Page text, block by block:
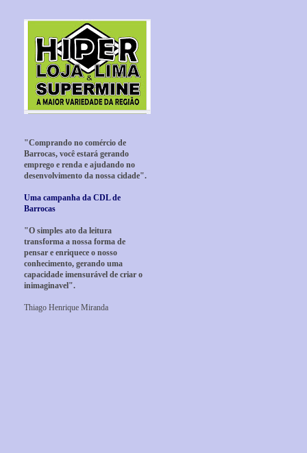
"Comprando no comércio de
Barrocas, você estará gerando
emprego e renda e ajudando no
desenvolvimento da nossa cidade".
Uma campanha da CDL de
Barrocas
"O simples ato da leitura
transforma a nossa forma de
pensar e enriquece o nosso
conhecimento, gerando uma
capacidade imensurável de criar o
inimaginavel".
Thiago Henrique Miranda